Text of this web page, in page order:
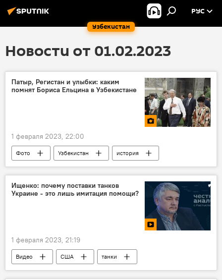
Узбекистан
РУС
Новости от 01.02.2023
Патыр, Регистан и улыбки: каким
помнят Бориса Ельцина в Узбекистане
1 февраля 2023, 22:00
Фото Узбекистан
история
президент Узбекистана
Ищенко: почему поставки танков
Украине - это лишь имитация помощи?
1 февраля 2023, 21:19
Видео США
танки
Украина